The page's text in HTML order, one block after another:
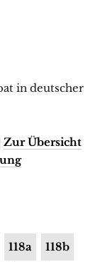
in deutscher
Zur Übersicht
118a 118b